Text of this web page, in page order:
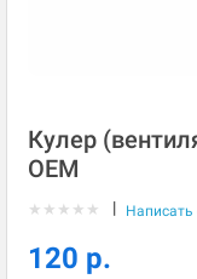
Кулер
OEM
★ ★ ★ ★ ★ | Написать
120 р.